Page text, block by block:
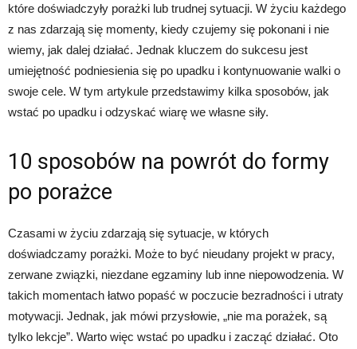
które doświadczyły porażki lub trudnej sytuacji. W życiu każdego
z nas zdarzają się momenty, kiedy czujemy się pokonani i nie
wiemy, jak dalej działać. Jednak kluczem do sukcesu jest
umiejętność podniesienia się po upadku i kontynuowanie walki o
swoje cele. W tym artykule przedstawimy kilka sposobów, jak
wstać po upadku i odzyskać wiarę we własne siły.
10 sposobów na powrót do formy
po porażce
Czasami w życiu zdarzają się sytuacje, w których
doświadczamy porażki. Może to być nieudany projekt w pracy,
zerwane związki, niezdane egzaminy lub inne niepowodzenia. W
takich momentach łatwo popaść w poczucie bezradności i utraty
motywacji. Jednak, jak mówi przysłowie, „nie ma porażek, są
tylko lekcje”. Warto więc wstać po upadku i zacząć działać. Oto